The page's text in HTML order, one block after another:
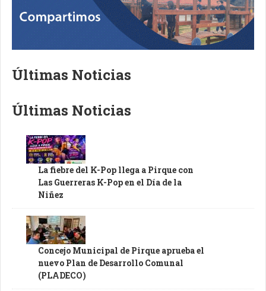
Últimas Noticias
Últimas Noticias
La fiebre del K-Pop llega a Pirque con
Las Guerreras K-Pop en el Día de la
Niñez
Concejo Municipal de Pirque aprueba el
nuevo Plan de Desarrollo Comunal
(PLADECO)